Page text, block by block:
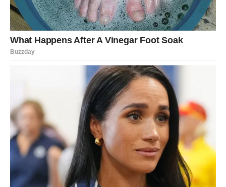
Lijepe vijesti stižu baš kada ih
najmanje očekujete